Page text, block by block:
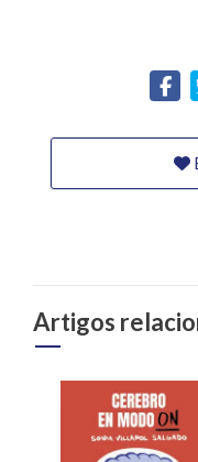
Artigos